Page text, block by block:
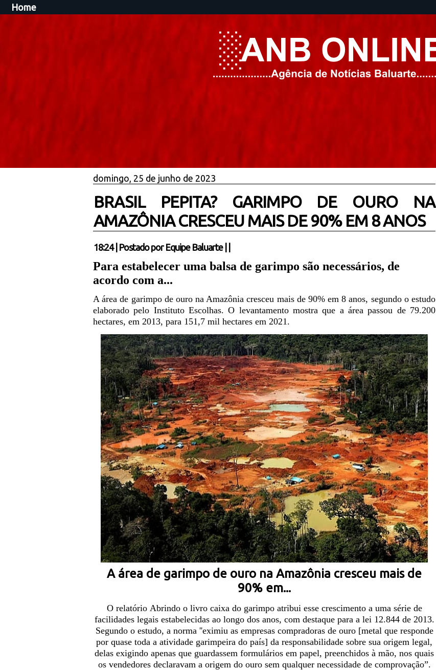
Home
domingo, 25 de junho de 2023
BRASIL PEPITA? GARIMPO DE OURO NA
AMAZÔNIA CRESCEU MAIS DE 90% EM 8 ANOS
18:24| Postado por Equipe Baluarte
Para estabelecer uma balsa de garimpo são necessários, de
acordo com a...
A área de garimpo de ouro na Amazônia cresceu mais de 90% em 8 anos, segundo o estudo
elaborado pelo Instituto Escolhas. O levantamento mostra que a área passou de 79.200
hectares, em 2013, para 151,7 mil hectares em 2021.
A área de garimpo de ouro na Amazônia cresceu mais de
90% em...
O relatório Abrindo o livro caixa do garimpoatribui esse crescimento a uma série de
facilidades legais estabelecidas ao longo dos anos, com destaque para a lei 12.844 de 2013.
Segundo o estudo, a norma ''eximiu as empresas compradoras de ouro[metal que responde
por quase toda a atividade garimpeira do país] da responsabilidade sobre sua origem legal,
delas exigindo apenas que guardassem formulários em papel, preenchidos à mão, nos quais
os vendedores declaravam a origem do ouro sem qualquer necessidade de comprovação”.